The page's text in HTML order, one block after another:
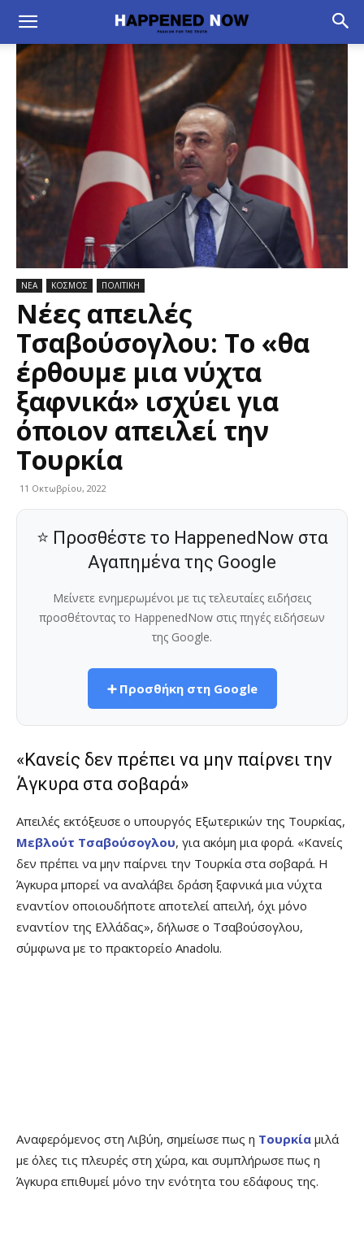
ΝΕΑ ΚΟΣΜΟΣ ΠΟΛΙΤΙΚΗ
Νέες απειλές
Τσαβούσογλου: Το «θα
έρθουμε μια νύχτα
ξαφνικά» ισχύει για
όποιον απειλεί την
Τουρκία
11 Οκτωβρίου, 2022
⭐ Προσθέστε το HappenedNow στα
Αγαπημένα της Google
Μείνετε ενημερωμένοι με τις τελευταίες ειδήσεις
προσθέτοντας το HappenedNow στις πηγές ειδήσεων
της Google.
➕ Προσθήκη στη Google
«Κανείς δεν πρέπει να μην παίρνει την
Άγκυρα στα σοβαρά»
Απειλές εκτόξευσε ο υπουργός Εξωτερικών της Τουρκίας,
Μεβλούτ Τσαβούσογλου, για ακόμη μια φορά. «Κανείς
δεν πρέπει να μην παίρνει την Τουρκία στα σοβαρά. Η
Άγκυρα μπορεί να αναλάβει δράση ξαφνικά μια νύχτα
εναντίον οποιουδήποτε αποτελεί απειλή, όχι μόνο
εναντίον της Ελλάδας», δήλωσε ο Τσαβούσογλου,
σύμφωνα με το πρακτορείο Anadolu.
Αναφερόμενος στη Λιβύη, σημείωσε πως η Τουρκία μιλά
με όλες τις πλευρές στη χώρα, και συμπλήρωσε πως η
Άγκυρα επιθυμεί μόνο την ενότητα του εδάφους της.